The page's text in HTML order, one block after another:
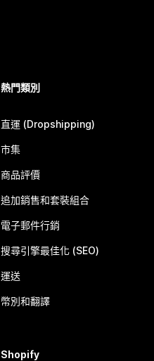
熱門類別
直運 (Dropshipping)
市集
商品評價
追加銷售和套裝組合
電子郵件行銷
搜尋引擎最佳化 (SEO)
運送
幣別和翻譯
Shopify